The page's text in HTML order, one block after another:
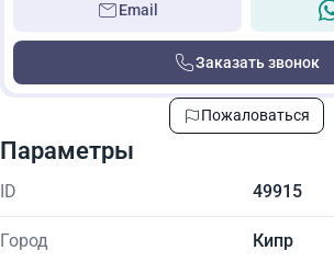
Email
Заказать звонок
Пожаловаться
Параметры
ID 49915
Город Кипр